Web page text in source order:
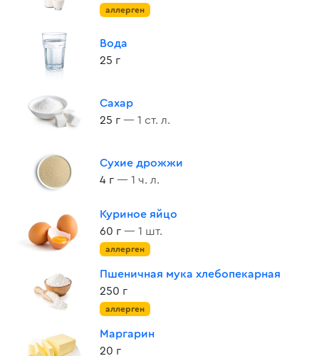
аллерген
Вода
25 г
Сахар
25 г — 1 ст. л.
Сухие дрожжи
4 г — 1 ч. л.
Куриное яйцо
60 г — 1 шт.
аллерген
Пшеничная мука хлебопекарная
250 г
аллерген
Маргарин
20 г